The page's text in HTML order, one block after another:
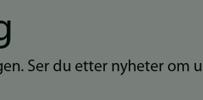
Ser du etter nyheter om